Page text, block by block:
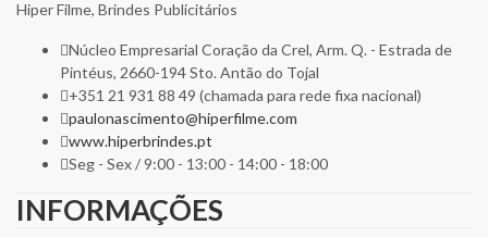
Hiper Filme, Brindes Publicitários
Núcleo Empresarial Coração da Crel, Arm. Q. - Estrada de
Pintéus, 2660-194 Sto. Antão do Tojal
+351 21 931 88 49 (chamada para rede fixa nacional)
paulonascimento@hiperfilme.com
www.hiperbrindes.pt
Seg - Sex / 9:00 - 13:00 - 14:00 - 18:00
INFORMAÇÕES